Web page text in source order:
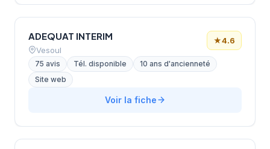
ADEQUAT INTERIM
Vesoul
★4.6
75 avis Tél. disponible
10 ans d'ancienneté
Site web
Voir la fiche